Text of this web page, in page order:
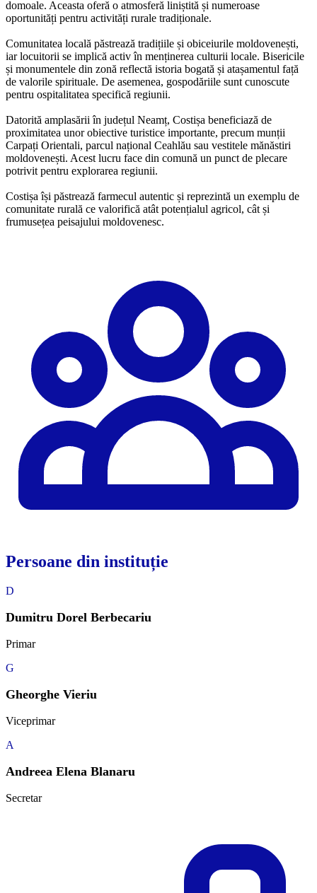
domoale. Aceasta oferă o atmosferă liniștită și numeroase
oportunități pentru activități rurale tradiționale.
Comunitatea locală păstrează tradițiile și obiceiurile moldovenești,
iar locuitorii se implică activ în menținerea culturii locale. Bisericile
și monumentele din zonă reflectă istoria bogată și atașamentul față
de valorile spirituale. De asemenea, gospodăriile sunt cunoscute
pentru ospitalitatea specifică regiunii.
Datorită amplasării în județul Neamț, Costișa beneficiază de
proximitatea unor obiective turistice importante, precum munții
Carpați Orientali, parcul național Ceahlău sau vestitele mănăstiri
moldovenești. Acest lucru face din comună un punct de plecare
potrivit pentru explorarea regiunii.
Costișa își păstrează farmecul autentic și reprezintă un exemplu de
comunitate rurală ce valorifică atât potențialul agricol, cât și
frumusețea peisajului moldovenesc.
Persoane din instituție
D
Dumitru Dorel Berbecariu
Primar
G
Gheorghe Vieriu
Viceprimar
A
Andreea Elena Blanaru
Secretar